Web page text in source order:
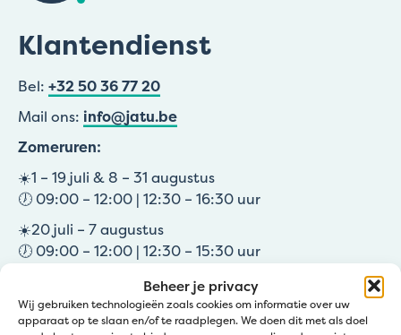
Beheer je privacy
Wij gebruiken technologieën zoals cookies om informatie over uw
apparaat op te slaan en/of te raadplegen. We doen dit met als doel
Klantendienst
Bel: +32 50 36 77 20
Mail ons: info@jatu.be
Zomeruren:
☀️1 – 19 juli & 8 – 31 augustus
🕖 09:00 – 12:00 | 12:30 – 16:30 uur
☀️20 juli – 7 augustus
🕖 09:00 – 12:00 | 12:30 – 15:30 uur
Zaterdagen wel open in Zedelgem: 4/07, 11/07 &
29/08
08:00 – 11:45